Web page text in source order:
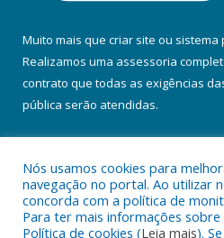
Muito mais que criar site ou sistema
Realizamos uma assessoria
contrato que todas as exigências
pública serão atendidas.
Nós usamos cookies para
navegação no portal. Ao utilizar
concorda com a política de
Para ter mais informações
Política de cookies (Leia mais).